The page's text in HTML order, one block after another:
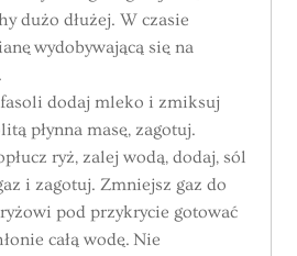
dużo dłużej. W czasie
wydobywającą się na
dodaj mleko i zmiksuj
płynna masę, zagotuj.
ryż, zalej wodą, dodaj, sól
i zagotuj. Zmniejsz gaz do
pod przykrycie gotować
całą wodę. Nie